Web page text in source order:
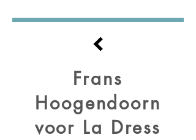
Frans
Hoogendoorn
voor La Dress